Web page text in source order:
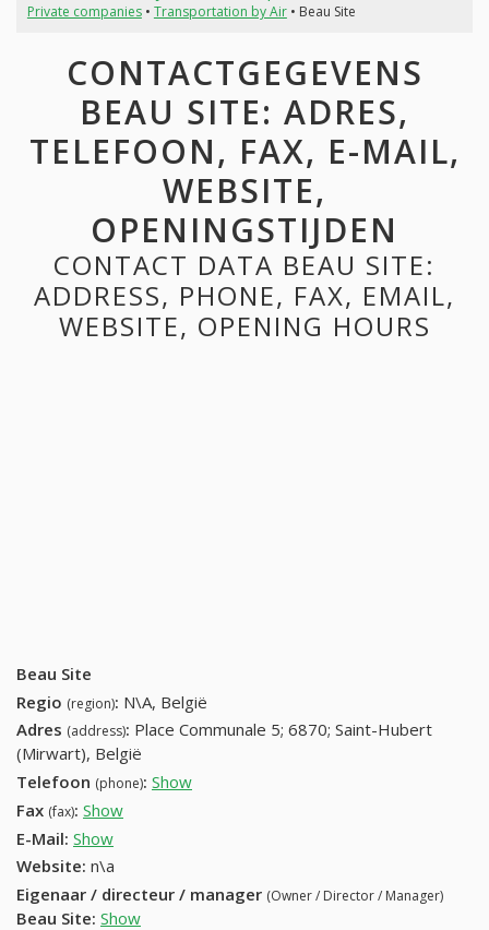
Private companies• Transportation by Air• Beau Site
CONTACTGEGEVENS
BEAU SITE: ADRES,
TELEFOON, FAX, E-MAIL,
WEBSITE,
OPENINGSTIJDEN
CONTACT DATA BEAU SITE:
ADDRESS, PHONE, FAX, EMAIL,
WEBSITE, OPENING HOURS
Beau Site
Regio (region): N\A, België
Adres (address): Place Communale 5; 6870; Saint-Hubert
(Mirwart), België
Telefoon (phone): Show
Fax (fax): Show
E-Mail: Show
Website: n\a
Eigenaar / directeur / manager (Owner / Director / Manager)
Beau Site: Show